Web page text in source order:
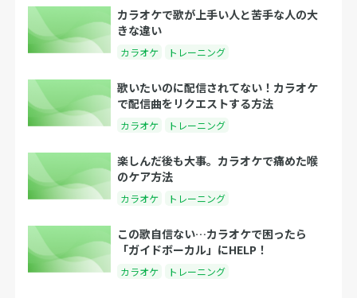
カラオケで歌が上手い人と苦手な人の大
きな違い
カラオケ トレーニング
歌いたいのに配信されてない！カラオケ
で配信曲をリクエストする方法
カラオケ トレーニング
楽しんだ後も大事。カラオケで痛めた喉
のケア方法
カラオケ トレーニング
この歌自信ない…カラオケで困ったら
「ガイドボーカル」にHELP！
カラオケ トレーニング